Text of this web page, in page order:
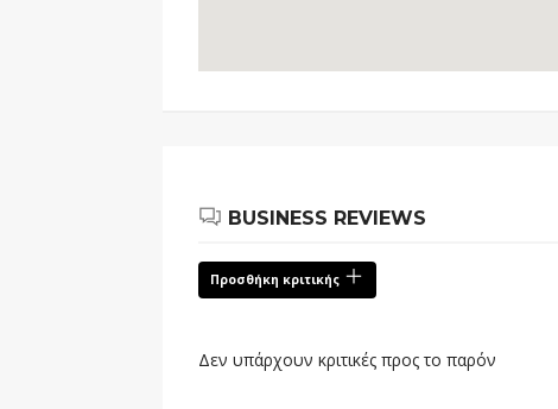
BUSINESS REVIEWS
Προσθήκη κριτικής
Δεν υπάρχουν κριτικές προς το παρόν